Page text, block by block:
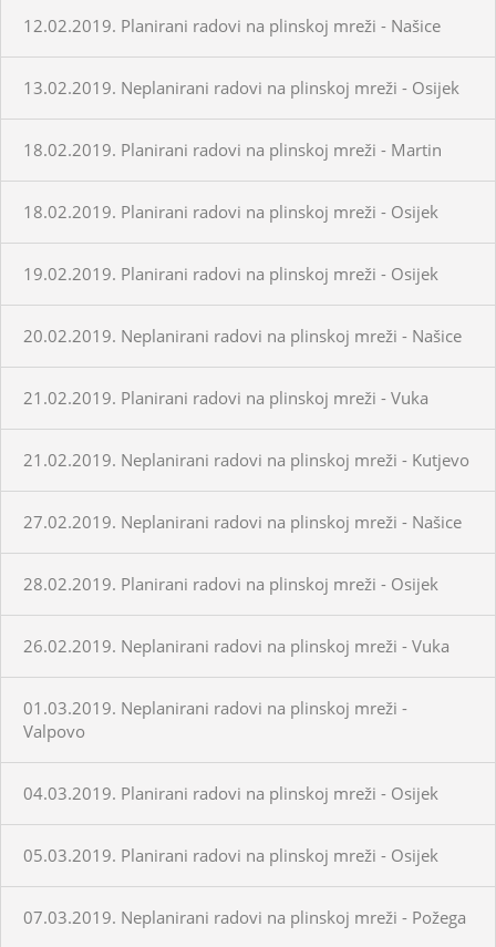
12.02.2019. Planirani radovi na plinskoj mreži - Našice
13.02.2019. Neplanirani radovi na plinskoj mreži - Osijek
18.02.2019. Planirani radovi na plinskoj mreži - Martin
18.02.2019. Planirani radovi na plinskoj mreži - Osijek
19.02.2019. Planirani radovi na plinskoj mreži - Osijek
20.02.2019. Neplanirani radovi na plinskoj mreži - Našice
21.02.2019. Planirani radovi na plinskoj mreži - Vuka
21.02.2019. Neplanirani radovi na plinskoj mreži - Kutjevo
27.02.2019. Neplanirani radovi na plinskoj mreži - Našice
28.02.2019. Planirani radovi na plinskoj mreži - Osijek
26.02.2019. Neplanirani radovi na plinskoj mreži - Vuka
01.03.2019. Neplanirani radovi na plinskoj mreži -
Valpovo
04.03.2019. Planirani radovi na plinskoj mreži - Osijek
05.03.2019. Planirani radovi na plinskoj mreži - Osijek
07.03.2019. Neplanirani radovi na plinskoj mreži - Požega